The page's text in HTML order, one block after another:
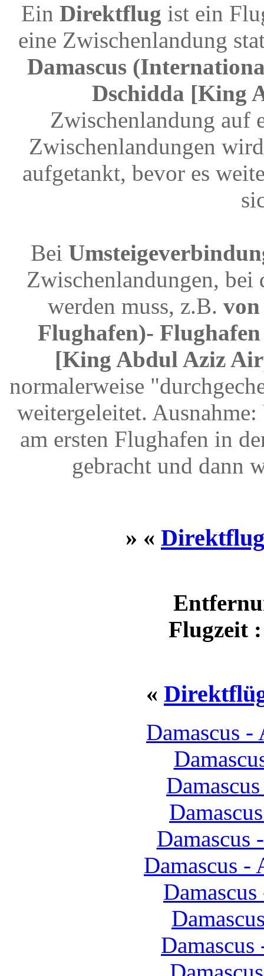
Ein Direktflug ist ein
eine Zwischenlandung
Damascus
Dschidda [King
Zwischenlandung auf
Zwischenlandungen
aufgetankt, bevor es
Bei
Zwischenlandungen, bei
werden muss, z.B.
Flughafen)-
[King Abdul Aziz
normalerweise
weitergeleitet.
am ersten Flughafen in
gebracht und dann
» «
Flugzeit
«
Damascus
Damascus -